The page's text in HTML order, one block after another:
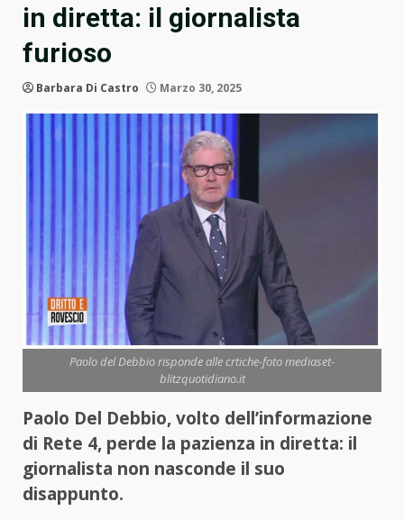
in diretta: il giornalista
furioso
Barbara Di Castro Marzo 30, 2025
Paolo del Debbio risponde alle crtiche-foto mediaset-
blitzquotidiano.it
Paolo Del Debbio, volto dell’informazione
di Rete 4, perde la pazienza in diretta: il
giornalista non nasconde il suo
disappunto.